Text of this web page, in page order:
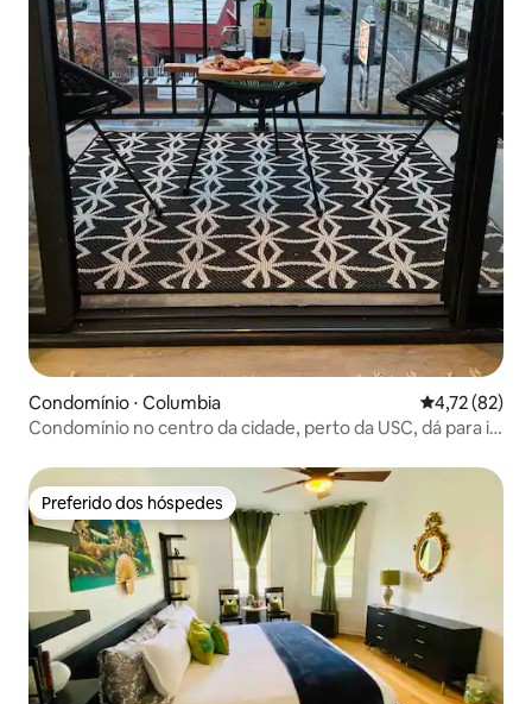
Condomínio ⋅ Columbia 4,72 de uma
4,72 (82)
Condomínio no centro da cidade, perto da USC, dá para ir
Preferido dos hóspedes
Preferido dos hóspedes